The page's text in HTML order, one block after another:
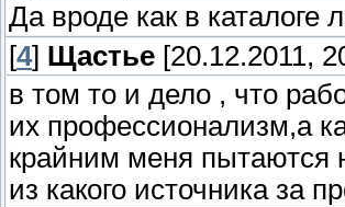
Да вроде как в каталоге
[4] Щастье [20.12.2011,
в том то и дело , что
их профессионализм,а
крайним меня пытаются
из какого источника за